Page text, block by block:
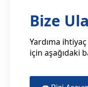
Bize
Yardıma
için aşağıdaki